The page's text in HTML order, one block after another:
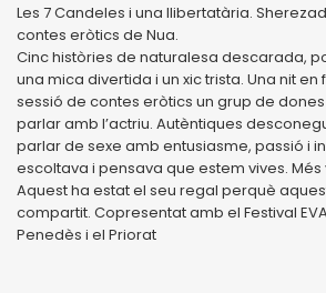
Les 7 Candeles i una llibertatària.
contes eròtics de Nua.
Cinc històries de naturalesa descarada,
una mica divertida i un xic trista. Una nit
sessió de contes eròtics un grup de
parlar amb l’actriu. Autèntiques
parlar de sexe amb entusiasme, passió i
escoltava i pensava que estem vives. Més
Aquest ha estat el seu regal perquè
compartit. Copresentat amb el Festival
Penedès i el Priorat